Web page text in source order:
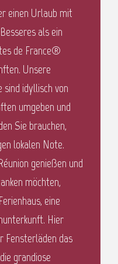
einen Urlaub mit
als ein
de France®
Unsere
idyllisch von
umgeben und
Sie brauchen,
lokalen Note.
genießen und
möchten,
eine
Hier
Fensterläden das
grandiose